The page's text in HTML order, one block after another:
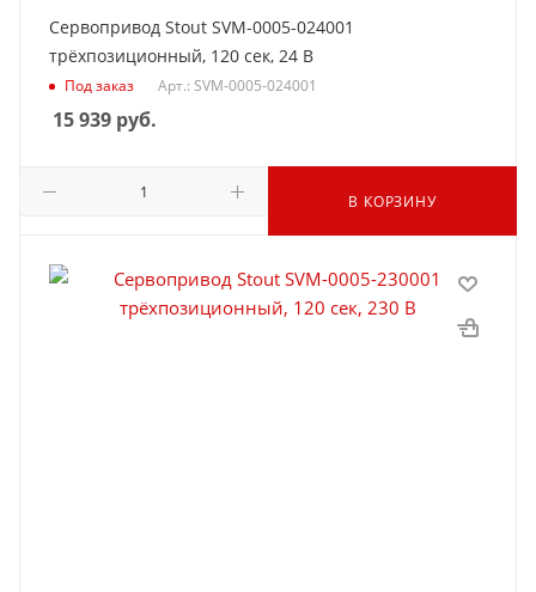
Сервопривод Stout SVM-0005-024001
трёхпозиционный, 120 сек, 24 В
Под заказ Арт.: SVM-0005-024001
15 939 руб.
В КОРЗИНУ